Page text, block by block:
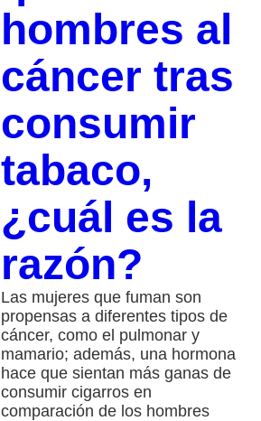
hombres al
cáncer tras
consumir
tabaco,
¿cuál es la
razón?
Las mujeres que fuman son
propensas a diferentes tipos de
cáncer, como el pulmonar y
mamario; además, una hormona
hace que sientan más ganas de
consumir cigarros en
comparación de los hombres